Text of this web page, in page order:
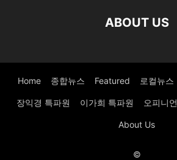
ABOUT US
Home 종합뉴스 Featured 로컬뉴스
장익경 특파원 이가희 특파원 오피니언
About Us
©